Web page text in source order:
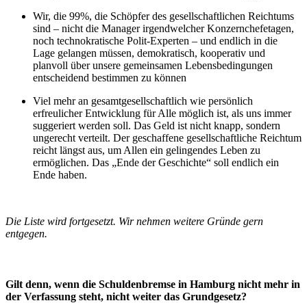
Wir, die 99%, die Schöpfer des gesellschaftlichen Reichtums
sind – nicht die Manager irgendwelcher Konzernchefetagen,
noch technokratische Polit-Experten – und endlich in die
Lage gelangen müssen, demokratisch, kooperativ und
planvoll über unsere gemeinsamen Lebensbedingungen
entscheidend bestimmen zu können
Viel mehr an gesamtgesellschaftlich wie persönlich
erfreulicher Entwicklung für Alle möglich ist, als uns immer
suggeriert werden soll. Das Geld ist nicht knapp, sondern
ungerecht verteilt. Der geschaffene gesellschaftliche Reichtum
reicht längst aus, um Allen ein gelingendes Leben zu
ermöglichen. Das „Ende der Geschichte“ soll endlich ein
Ende haben.
Die Liste wird fortgesetzt. Wir nehmen weitere Gründe gern
entgegen.
Gilt denn, wenn die Schuldenbremse in Hamburg nicht mehr in
der Verfassung steht, nicht weiter das Grundgesetz?